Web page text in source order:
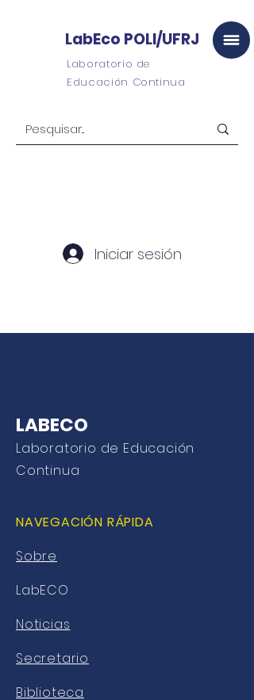
LabEco POLI/UFRJ
Laboratorio de
Educación Continua
Iniciar sesión
LABECO
Laboratorio de Educación
Continua
NAVEGACIÓN RÁPIDA
Sobre
LabECO
Noticias
Secretario
Biblioteca